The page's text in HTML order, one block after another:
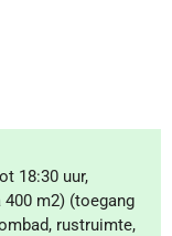
18:30 uur,
m2) (toegang
rustruimte,